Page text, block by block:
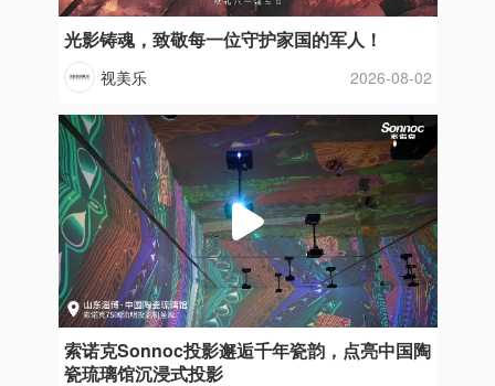
光影铸魂，致敬每一位守护家国的军人！
视美乐 2026-08-02
索诺克Sonnoc投影邂逅千年瓷韵，点亮中国陶
瓷琉璃馆沉浸式投影